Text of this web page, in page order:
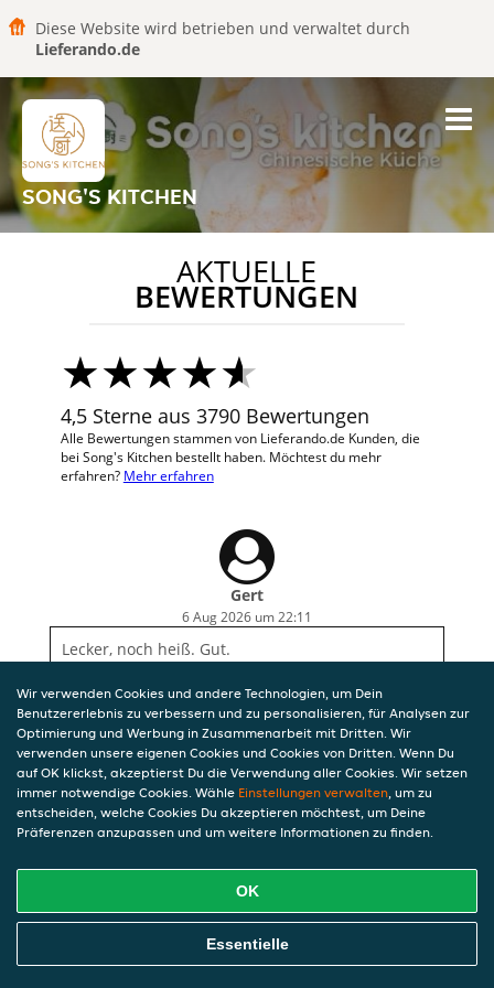
Diese Website wird betrieben und verwaltet durch
Lieferando.de
SONG'S KITCHEN
AKTUELLE
BEWERTUNGEN
4,5 Sterne aus 3790 Bewertungen
Alle Bewertungen stammen von Lieferando.de Kunden, die
bei Song's Kitchen bestellt haben. Möchtest du mehr
erfahren? Mehr erfahren
Gert
6 Aug 2026 um 22:11
Lecker, noch heiß. Gut.
Wir verwenden Cookies und andere Technologien, um Dein
Benutzererlebnis zu verbessern und zu personalisieren, für Analysen zur
Optimierung und Werbung in Zusammenarbeit mit Dritten. Wir
verwenden unsere eigenen Cookies und Cookies von Dritten. Wenn Du
auf OK klickst, akzeptierst Du die Verwendung aller Cookies. Wir setzen
immer notwendige Cookies. Wähle Einstellungen verwalten, um zu
entscheiden, welche Cookies Du akzeptieren möchtest, um Deine
Präferenzen anzupassen und um weitere Informationen zu finden.
OK
Essentielle